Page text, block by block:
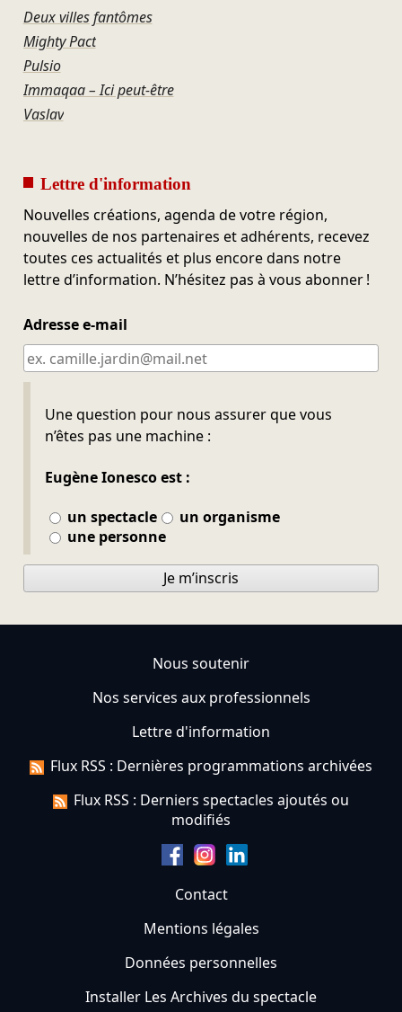
Deux villes fantômes
Mighty Pact
Pulsio
Immaqaa – Ici peut-être
Vaslav
Lettre d'information
Nouvelles créations, agenda de votre région,
nouvelles de nos partenaires et adhérents, recevez
toutes ces actualités et plus encore dans notre
lettre d’information. N’hésitez pas à vous abonner !
Adresse e-mail
Une question pour nous assurer que vous
n’êtes pas une machine :
Eugène Ionesco est :
un spectacle
un organisme
une personne
Ne pas remplir
Je m’inscris
Nous soutenir
Nos services aux professionnels
Lettre d'information
Flux RSS : Dernières programmations archivées
Flux RSS : Derniers spectacles ajoutés ou
modifiés
Contact
Mentions légales
Données personnelles
Installer Les Archives du spectacle